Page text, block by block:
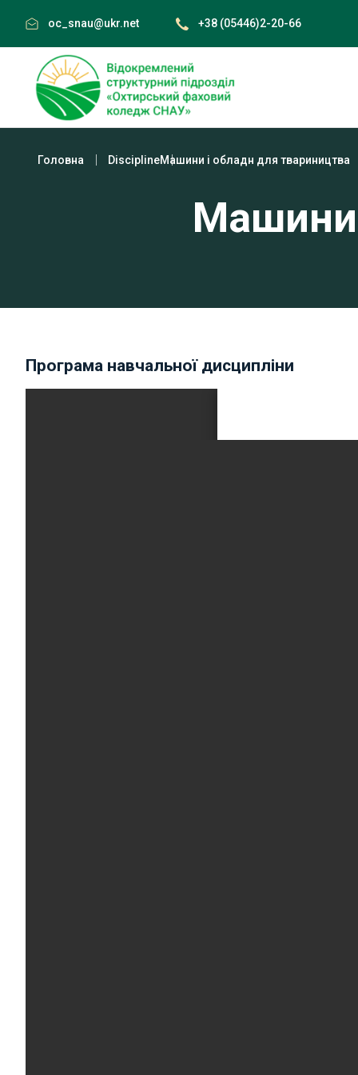
content
oc_snau@ukr.net +38 (05446)2-20-66
Головна DisciplineМашини і обладн для твариництва
Машини
Програма навчальної дисципліни